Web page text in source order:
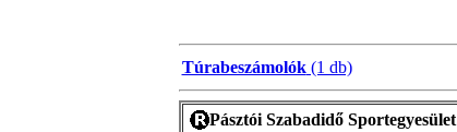
Túrabeszámolók(1 db)
Pásztói Szabadidő Sportegyesület